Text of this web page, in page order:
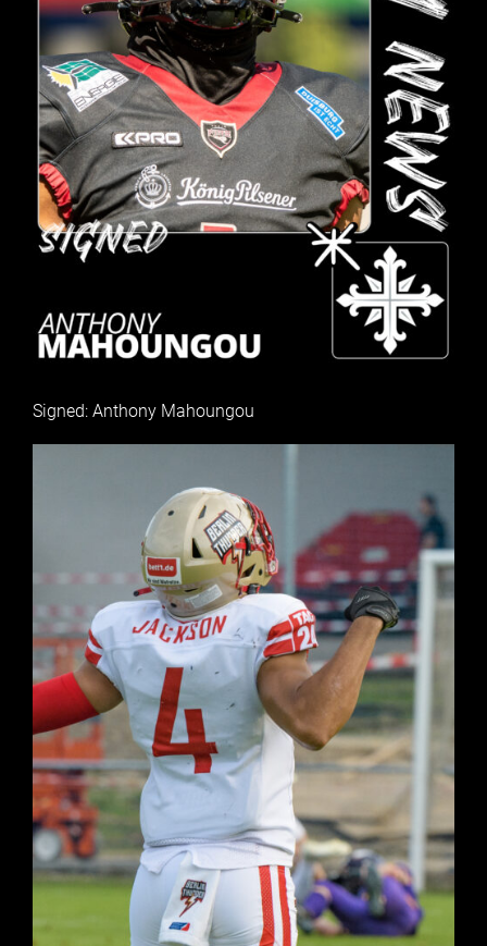
Signed: Anthony Mahoungou